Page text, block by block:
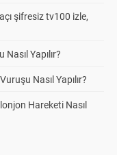
şifresiz tv100 izle,
Yapılır?
Nasıl Yapılır?
Hareketi Nasıl